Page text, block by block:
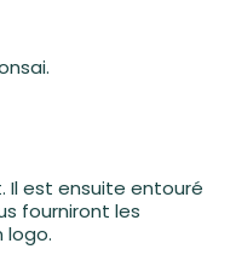
Il est ensuite entouré
fourniront les
logo.